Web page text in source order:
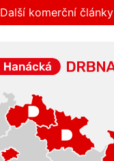
Další komerční články